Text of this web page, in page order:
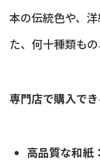
本の伝統色や、
た、何十種類も
専門店で購入で
高品質な和紙：